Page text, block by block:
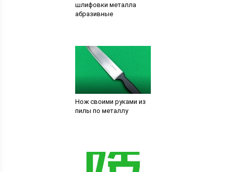
шлифовки металла
абразивные
Нож своими руками из
пилы по металлу